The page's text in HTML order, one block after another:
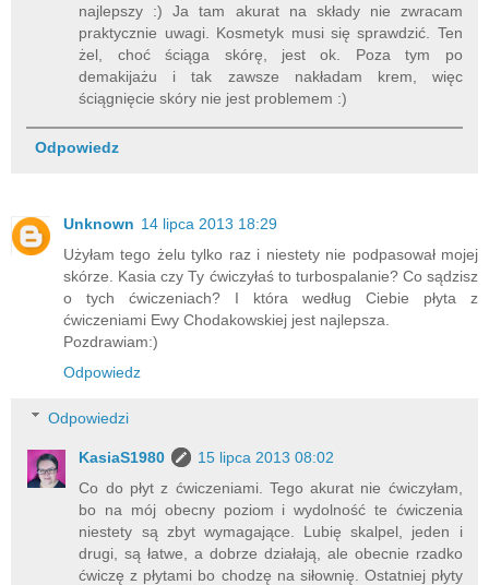
najlepszy :) Ja tam akurat na składy nie zwracam
praktycznie uwagi. Kosmetyk musi się sprawdzić. Ten
żel, choć ściąga skórę, jest ok. Poza tym po
demakijażu i tak zawsze nakładam krem, więc
ściągnięcie skóry nie jest problemem :)
Odpowiedz
Unknown 14 lipca 2013 18:29
Użyłam tego żelu tylko raz i niestety nie podpasował mojej
skórze. Kasia czy Ty ćwiczyłaś to turbospalanie? Co sądzisz
o tych ćwiczeniach? I która według Ciebie płyta z
ćwiczeniami Ewy Chodakowskiej jest najlepsza.
Pozdrawiam:)
Odpowiedz
Odpowiedzi
KasiaS1980
15 lipca 2013 08:02
Co do płyt z ćwiczeniami. Tego akurat nie ćwiczyłam,
bo na mój obecny poziom i wydolność te ćwiczenia
niestety są zbyt wymagające. Lubię skalpel, jeden i
drugi, są łatwe, a dobrze działają, ale obecnie rzadko
ćwiczę z płytami bo chodzę na siłownię. Ostatniej płyty